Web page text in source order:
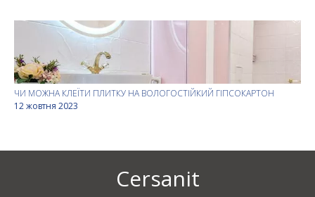
ЧИ МОЖНА КЛЕЇТИ ПЛИТКУ НА ВОЛОГОСТІЙКИЙ ГІПСОКАРТОН
12 жовтня 2023
Cersanit